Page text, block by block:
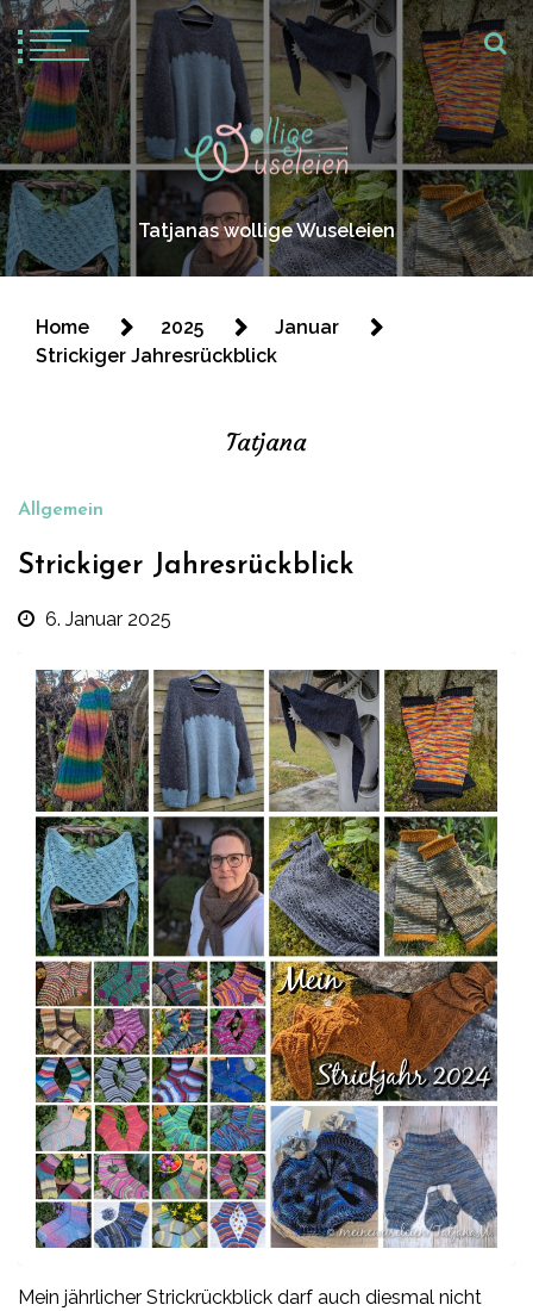
Tatjanas wollige Wuseleien
Home 2025
Januar
Strickiger Jahresrückblick
Tatjana
Allgemein
Strickiger Jahresrückblick
6. Januar 2025
Mein jährlicher Strickrückblick darf auch diesmal nicht